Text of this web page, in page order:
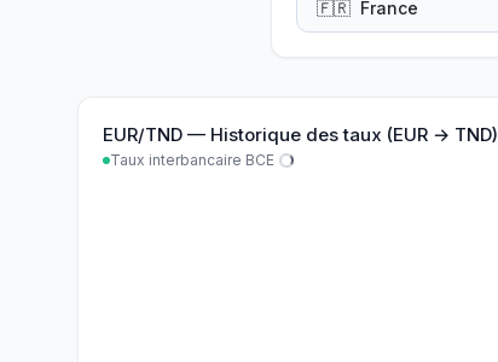
🇫🇷 France
EUR/TND — Historique des taux (EUR → TND)
Taux interbancaire BCE